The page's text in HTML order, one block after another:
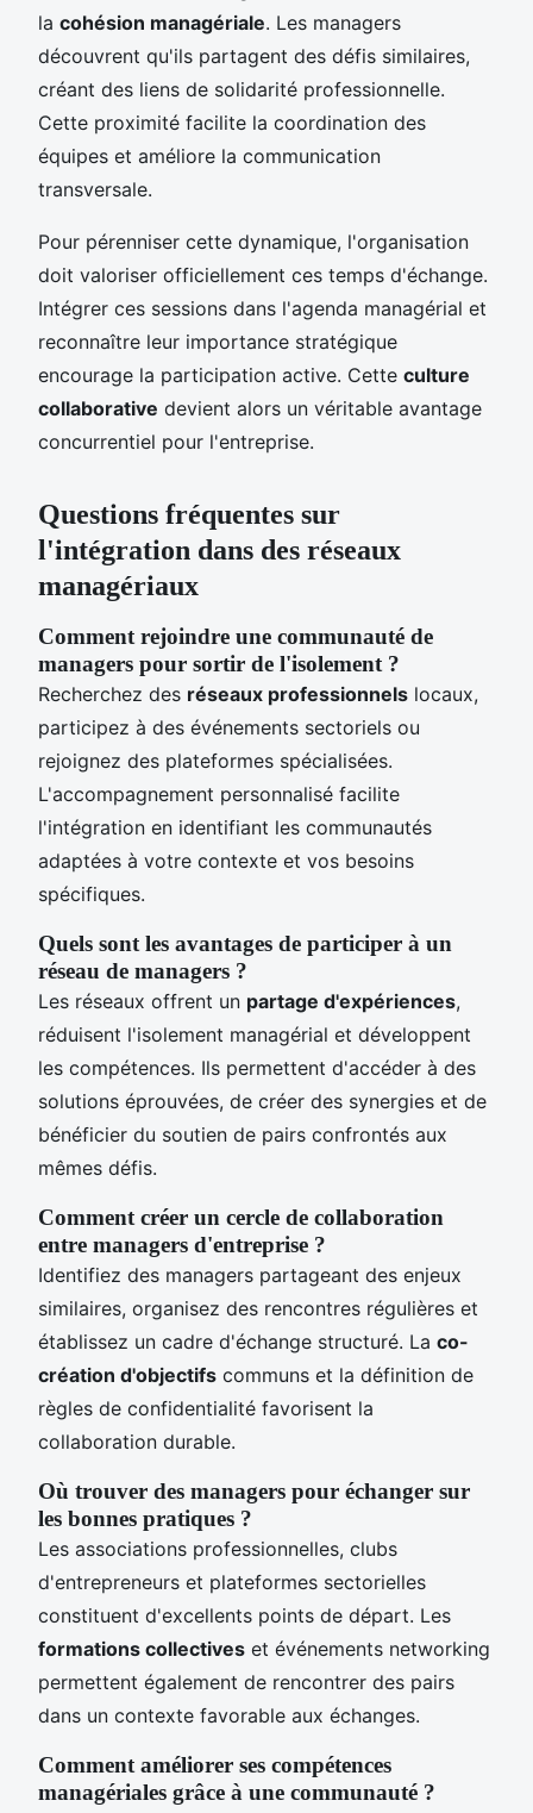
la cohésion managériale. Les managers
découvrent qu'ils partagent des défis similaires,
créant des liens de solidarité professionnelle.
Cette proximité facilite la coordination des
équipes et améliore la communication
transversale.
Pour pérenniser cette dynamique, l'organisation
doit valoriser officiellement ces temps d'échange.
Intégrer ces sessions dans l'agenda managérial et
reconnaître leur importance stratégique
encourage la participation active. Cette culture
collaborative devient alors un véritable avantage
concurrentiel pour l'entreprise.
Questions fréquentes sur
l'intégration dans des réseaux
managériaux
Comment rejoindre une communauté de
managers pour sortir de l'isolement ?
Recherchez des réseaux professionnels locaux,
participez à des événements sectoriels ou
rejoignez des plateformes spécialisées.
L'accompagnement personnalisé facilite
l'intégration en identifiant les communautés
adaptées à votre contexte et vos besoins
spécifiques.
Quels sont les avantages de participer à un
réseau de managers ?
Les réseaux offrent un partage d'expériences,
réduisent l'isolement managérial et développent
les compétences. Ils permettent d'accéder à des
solutions éprouvées, de créer des synergies et de
bénéficier du soutien de pairs confrontés aux
mêmes défis.
Comment créer un cercle de collaboration
entre managers d'entreprise ?
Identifiez des managers partageant des enjeux
similaires, organisez des rencontres régulières et
établissez un cadre d'échange structuré. La co-
création d'objectifs communs et la définition de
règles de confidentialité favorisent la
collaboration durable.
Où trouver des managers pour échanger sur
les bonnes pratiques ?
Les associations professionnelles, clubs
d'entrepreneurs et plateformes sectorielles
constituent d'excellents points de départ. Les
formations collectives et événements networking
permettent également de rencontrer des pairs
dans un contexte favorable aux échanges.
Comment améliorer ses compétences
managériales grâce à une communauté ?